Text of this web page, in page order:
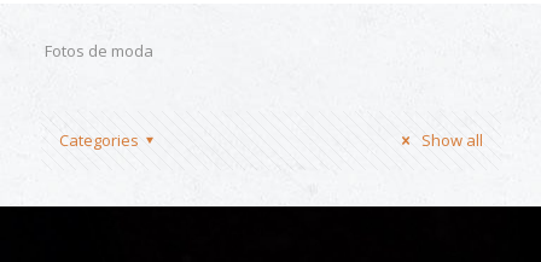
Fotos de moda
Categories Show all